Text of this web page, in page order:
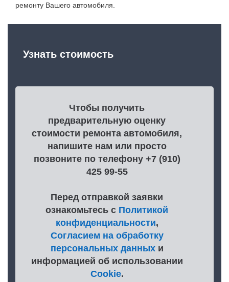
ремонту Вашего автомобиля.
Узнать стоимость
Чтобы получить
предварительную оценку
стоимости ремонта автомобиля,
напишите нам или просто
позвоните по телефону +7 (910)
425 99-55
Перед отправкой заявки
ознакомьтесь с Политикой
конфиденциальности,
Согласием на обработку
персональных данныхи
информацией об использовании
Cookie.